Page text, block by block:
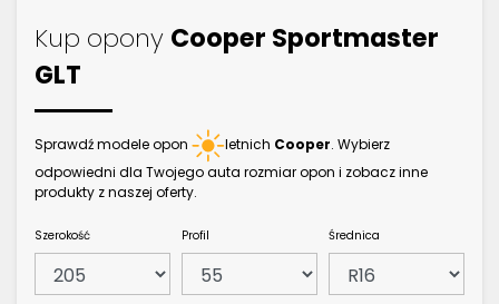
Kup opony Cooper Sportmaster
GLT
Sprawdź modele opon letnich Cooper. Wybierz
odpowiedni dla Twojego auta rozmiar opon i zobacz inne
produkty z naszej oferty.
Szerokość Profil Średnica